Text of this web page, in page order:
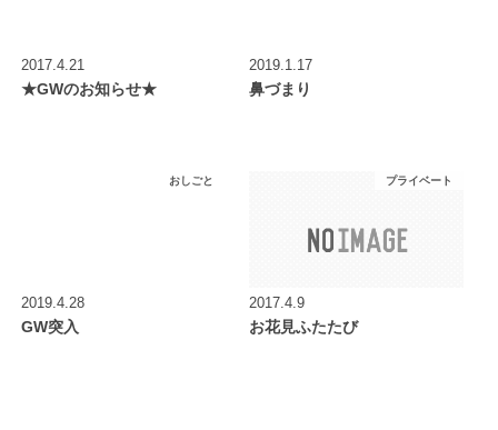
2017.4.21
★GWのお知らせ★
2019.1.17
鼻づまり
おしごと
2019.4.28
GW突入
プライベート
2017.4.9
お花見ふたたび